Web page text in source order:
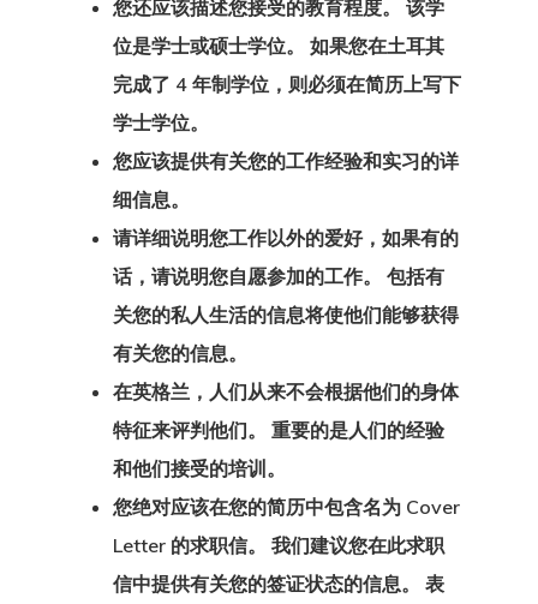
您还应该描述您接受的教育程度。 该学
位是学士或硕士学位。 如果您在土耳其
完成了 4 年制学位，则必须在简历上写下
学士学位。
您应该提供有关您的工作经验和实习的详
细信息。
请详细说明您工作以外的爱好，如果有的
话，请说明您自愿参加的工作。 包括有
关您的私人生活的信息将使他们能够获得
有关您的信息。
在英格兰，人们从来不会根据他们的身体
特征来评判他们。 重要的是人们的经验
和他们接受的培训。
您绝对应该在您的简历中包含名为 Cover
Letter 的求职信。 我们建议您在此求职
信中提供有关您的签证状态的信息。 表
计划
支付
支付失败
数据政策
– 创业签证计
可
沟通